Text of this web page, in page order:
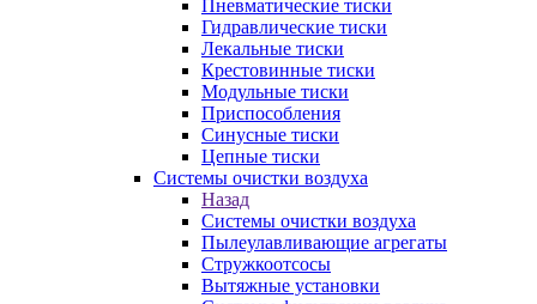
Пневматические тиски
Гидравлические тиски
Лекальные тиски
Крестовинные тиски
Модульные тиски
Приспособления
Синусные тиски
Цепные тиски
Системы очистки воздуха
Назад
Системы очистки воздуха
Пылеулавливающие агрегаты
Стружкоотсосы
Вытяжные установки